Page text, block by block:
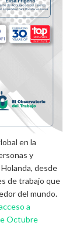
en la
y
desde
de trabajo que
del mundo.
a
Octubre